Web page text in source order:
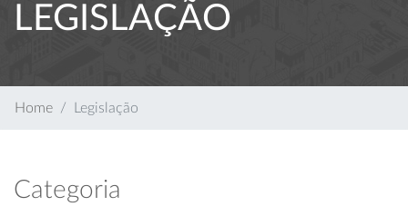
LEGISLAÇÃO
Home Legislação
Categoria